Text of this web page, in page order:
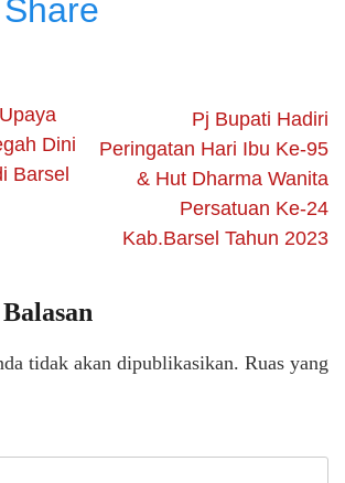
Share
Dini
Barsel
Pj Bupati Hadiri
Peringatan Hari Ibu Ke-95
& Hut Dharma Wanita
Persatuan Ke-24
Kab.Barsel Tahun 2023
tidak akan dipublikasikan. Ruas yang